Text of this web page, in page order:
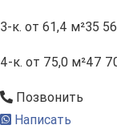
3-к. от 61,4 м²35
4-к. от 75,0 м²47
Позвонить
Написать